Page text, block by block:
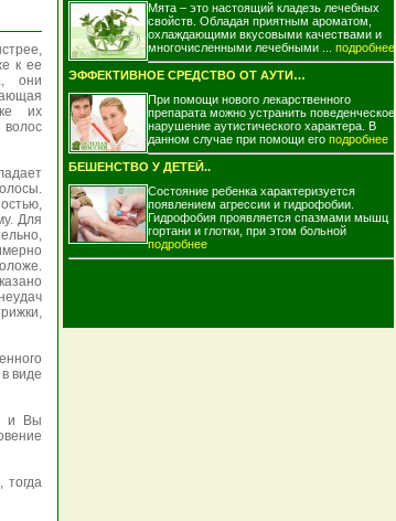
к ее
они
их
Для
виде
и Вы
тогда
Мята – это настоящий кладезь лечебных
свойств. Обладая приятным ароматом,
охлаждающими вкусовыми качествами и
многочисленными лечебными ...
подробнее
ЭФФЕКТИВНОЕ СРЕДСТВО ОТ АУТИЗМА НАЙДЕНО ..
При помощи нового лекарственного
препарата можно устранить поведенческое
нарушение аутистического характера. В
данном случае при помощи его подробнее
БЕШЕНСТВО У ДЕТЕЙ..
Состояние ребенка характеризуется
появлением агрессии и гидрофобии.
Гидрофобия проявляется спазмами мышц
гортани и глотки, при этом больной
подробнее